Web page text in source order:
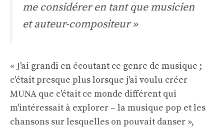
me considérer en tant que musicien
et auteur-compositeur »
« J'ai grandi en écoutant ce genre de musique ;
c'était presque plus lorsque j'ai voulu créer
MUNA que c'était ce monde différent qui
m'intéressait à explorer – la musique pop et les
chansons sur lesquelles on pouvait danser »,